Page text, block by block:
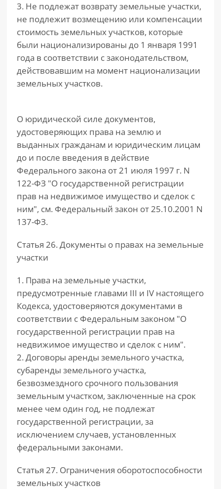
3. Не подлежат возврату земельные участки,
не подлежит возмещению или компенсации
стоимость земельных участков, которые
были национализированы до 1 января 1991
года в соответствии с законодательством,
действовавшим на момент национализации
земельных участков.
О юридической силе документов,
удостоверяющих права на землю и
выданных гражданам и юридическим лицам
до и после введения в действие
Федерального закона от 21 июля 1997 г. N
122-ФЗ "О государственной регистрации
прав на недвижимое имущество и сделок с
ним", см. Федеральный закон от 25.10.2001 N
137-ФЗ.
Статья 26. Документы о правах на земельные
участки
1. Права на земельные участки,
предусмотренные главами III и IV настоящего
Кодекса, удостоверяются документами в
соответствии с Федеральным законом "О
государственной регистрации прав на
недвижимое имущество и сделок с ним".
2. Договоры аренды земельного участка,
субаренды земельного участка,
безвозмездного срочного пользования
земельным участком, заключенные на срок
менее чем один год, не подлежат
государственной регистрации, за
исключением случаев, установленных
федеральными законами.
Статья 27. Ограничения оборотоспособности
земельных участков